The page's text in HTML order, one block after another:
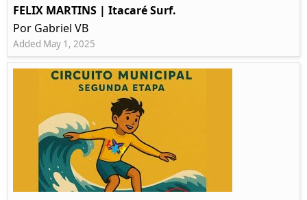
FELIX MARTINS | Itacaré Surf.
Por Gabriel VB
Added May 1, 2025